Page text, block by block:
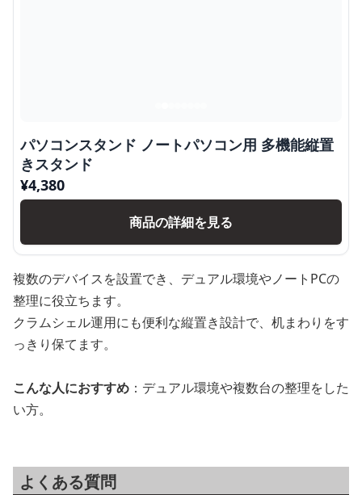
パソコンスタンド ノートパソコン用 多機能縦置
きスタンド
¥4,380
商品の詳細を見る
複数のデバイスを設置でき、デュアル環境やノートPCの
整理に役立ちます。
クラムシェル運用にも便利な縦置き設計で、机まわりをす
っきり保てます。
こんな人におすすめ ：デュアル環境や複数台の整理をした
い方。
よくある質問